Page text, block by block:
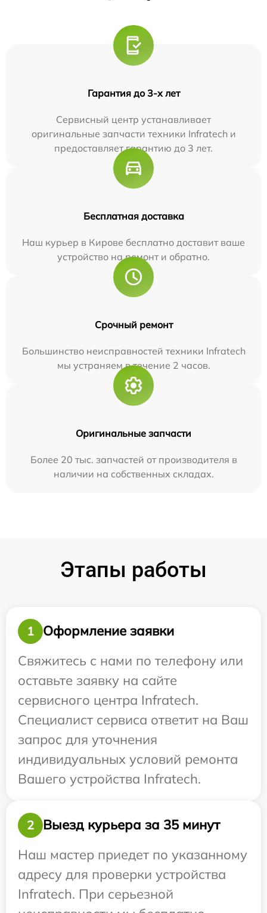
Гарантия до 3-х лет
Сервисный центр устанавливает
оригинальные запчасти техники Infratech и
предоставляет гарантию до 3 лет.
Бесплатная доставка
Наш курьер в Кирове бесплатно доставит ваше
устройство на ремонт и обратно.
Срочный ремонт
Большинство неисправностей техники Infratech
мы устраняем в течение 2 часов.
Оригинальные запчасти
Более 20 тыс. запчастей от производителя в
наличии на собственных складах.
Этапы работы
1
Оформление заявки
Свяжитесь с нами по телефону или
оставьте заявку на сайте
сервисного центра Infratech.
Специалист сервиса ответит на Ваш
запрос для уточнения
индивидуальных условий ремонта
Вашего устройства Infratech.
2
Выезд курьера за 35 минут
Наш мастер приедет по указанному
адресу для проверки устройства
Infratech. При серьезной